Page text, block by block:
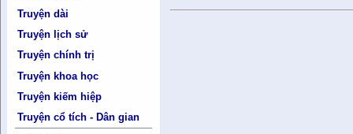
Truyện dài
Truyện lịch sử
Truyện chính trị
Truyện khoa học
Truyện kiếm hiệp
Truyện cổ tích - Dân gian